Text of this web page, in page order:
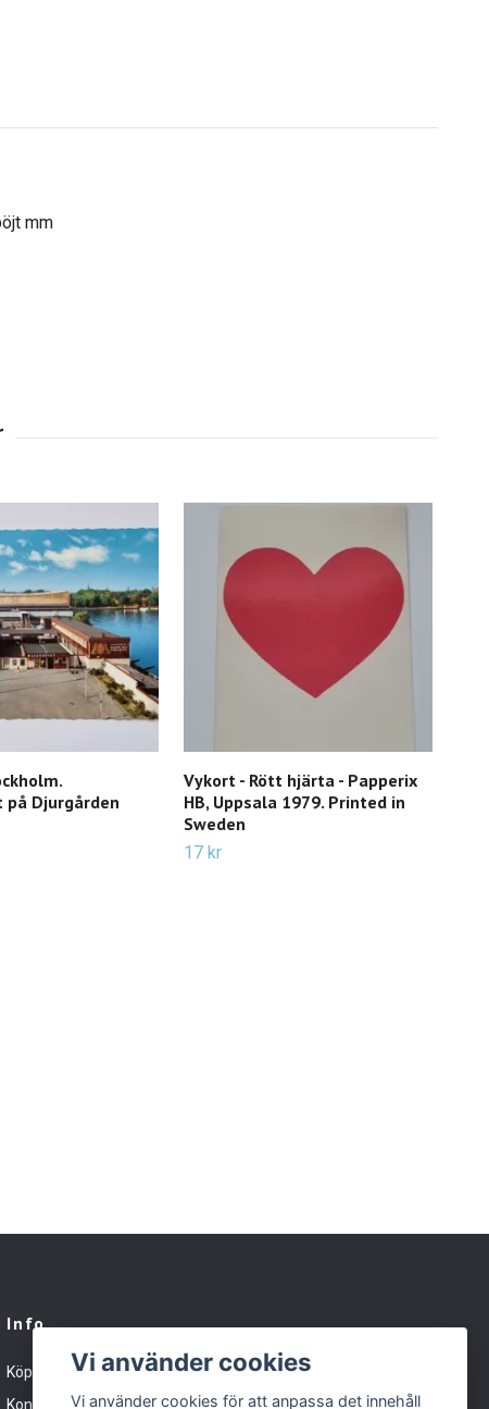
mm
på Djurgården
Vykort - Rött hjärta - Papperix
HB, Uppsala 1979. Printed in
Sweden
17 kr
Info
Köpvillkor
Kontakt
Vi använder cookies
Vi använder cookies för att anpassa det innehåll